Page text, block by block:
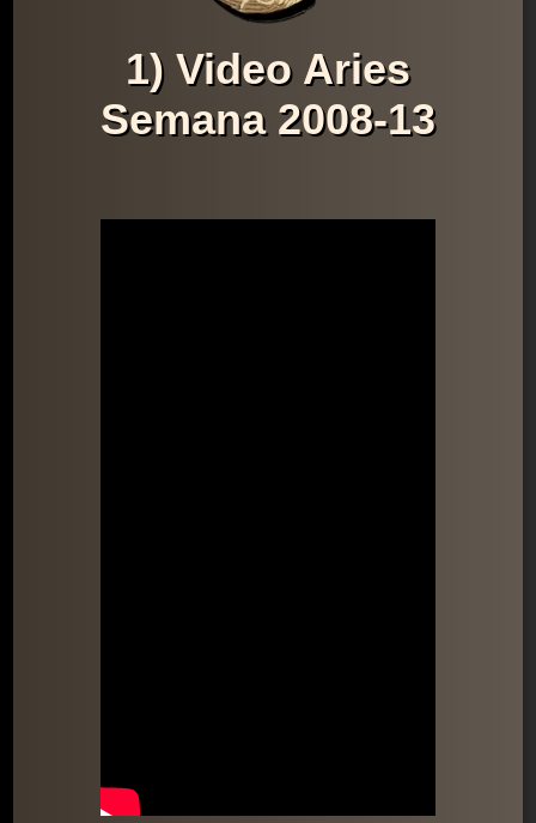
1) Video Aries
Semana 2008-13